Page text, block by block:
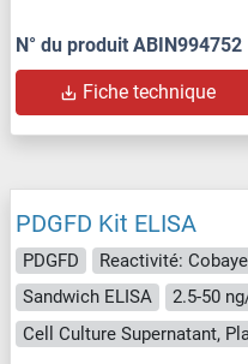
N° du produit ABIN994752
Fiche technique
PDGFD Kit ELISA
PDGFD Reactivité: Cobaye
Sandwich ELISA
2.5-50